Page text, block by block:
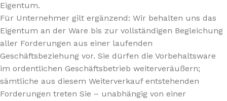
Eigentum.
Für Unternehmer gilt ergänzend: Wir behalten uns das
Eigentum an der Ware bis zur vollständigen Begleichung
aller Forderungen aus einer laufenden
Geschäftsbeziehung vor. Sie dürfen die Vorbehaltsware
im ordentlichen Geschäftsbetrieb weiterveräußern;
sämtliche aus diesem Weiterverkauf entstehenden
Forderungen treten Sie – unabhängig von einer